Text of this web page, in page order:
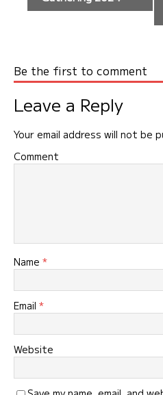
ン
ビ
ゲ
ー
ョ
ン
Be the first to comment
Leave a Reply
Your email address will not be
Comment
Name *
Email *
Website